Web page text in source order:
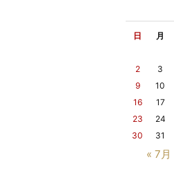
日 月
« 7月
2
3
9
10
16
17
23
24
30
31